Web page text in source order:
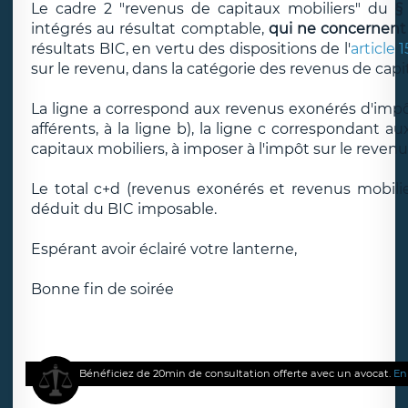
Le cadre 2 "revenus de capitaux mobiliers" du
intégrés au résultat comptable, qui ne
résultats BIC, en vertu des dispositions de l'article
sur le revenu, dans la catégorie des revenus de
La ligne a correspond aux revenus exonérés
afférents, à la ligne b), la ligne c correspondant
capitaux mobiliers, à imposer à l'impôt sur le
Le total c+d (revenus exonérés et revenus
déduit du BIC imposable.
Espérant avoir éclairé votre lanterne,
Bonne fin de soirée
Bénéficiez de 20min de consultation offerte avec un avocat.